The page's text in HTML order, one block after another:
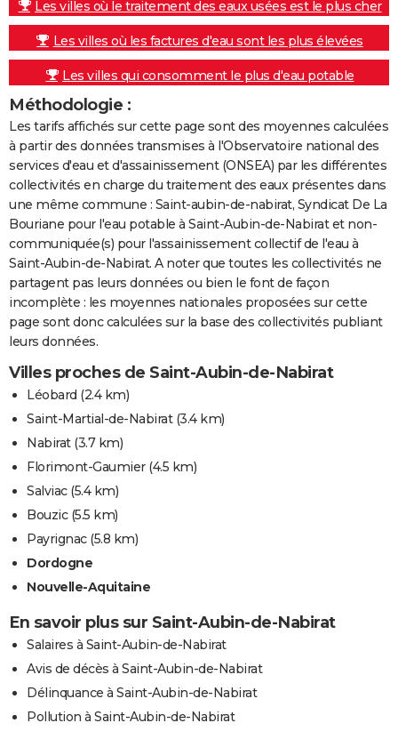
Les villes où le traitement des eaux usées est le plus cher
Les villes où les factures d'eau sont les plus élevées
Les villes qui consomment le plus d'eau potable
Méthodologie :
Les tarifs affichés sur cette page sont des moyennes calculées
à partir des données transmises à l'Observatoire national des
services d'eau et d'assainissement (ONSEA) par les différentes
collectivités en charge du traitement des eaux présentes dans
une même commune : Saint-aubin-de-nabirat, Syndicat De La
Bouriane pour l'eau potable à Saint-Aubin-de-Nabirat et non-
communiquée(s) pour l'assainissement collectif de l'eau à
Saint-Aubin-de-Nabirat. A noter que toutes les collectivités ne
partagent pas leurs données ou bien le font de façon
incomplète : les moyennes nationales proposées sur cette
page sont donc calculées sur la base des collectivités publiant
leurs données.
Villes proches de Saint-Aubin-de-Nabirat
Léobard (2.4 km)
Saint-Martial-de-Nabirat(3.4 km)
Nabirat(3.7 km)
Florimont-Gaumier(4.5 km)
Salviac(5.4 km)
Bouzic(5.5 km)
Payrignac(5.8 km)
Dordogne
Nouvelle-Aquitaine
En savoir plus sur Saint-Aubin-de-Nabirat
Salaires à Saint-Aubin-de-Nabirat
Avis de décès à Saint-Aubin-de-Nabirat
Délinquance à Saint-Aubin-de-Nabirat
Pollution à Saint-Aubin-de-Nabirat